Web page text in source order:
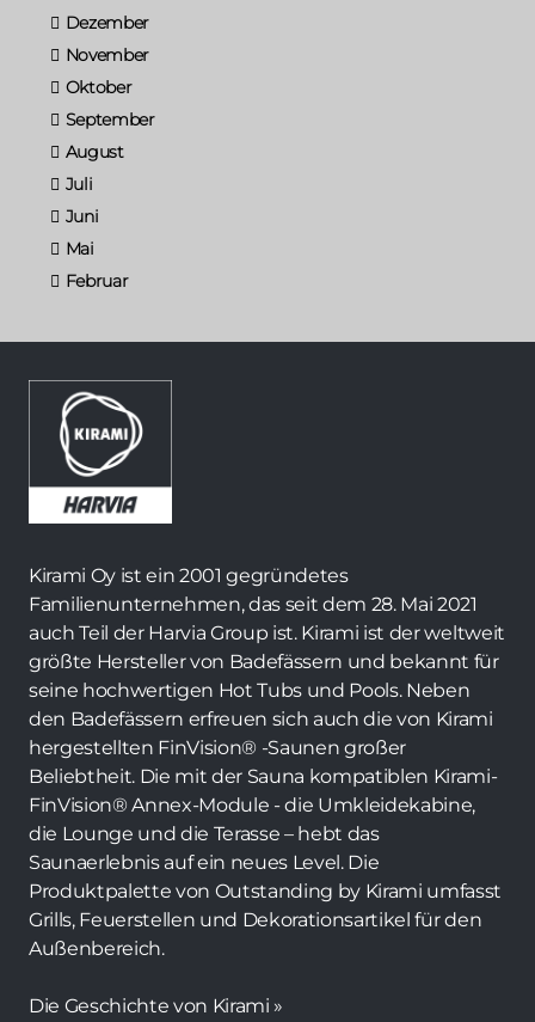
Dezember
November
Oktober
September
August
Juli
Juni
Mai
Februar
Kirami Oy ist ein 2001 gegründetes
Familienunternehmen, das seit dem 28. Mai 2021
auch Teil der Harvia Group ist. Kirami ist der weltweit
größte Hersteller von Badefässern und bekannt für
seine hochwertigen Hot Tubs und Pools. Neben
den Badefässern erfreuen sich auch die von Kirami
hergestellten FinVision® -Saunen großer
Beliebtheit. Die mit der Sauna kompatiblen Kirami-
FinVision® Annex-Module - die Umkleidekabine,
die Lounge und die Terasse – hebt das
Saunaerlebnis auf ein neues Level. Die
Produktpalette von Outstanding by Kirami umfasst
Grills, Feuerstellen und Dekorationsartikel für den
Außenbereich.
Die Geschichte von Kirami »